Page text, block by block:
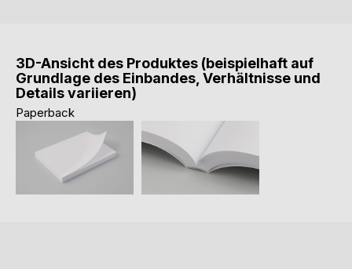
3D-Ansicht des Produktes (beispielhaft auf
Grundlage des Einbandes, Verhältnisse und
Details variieren)
Paperback